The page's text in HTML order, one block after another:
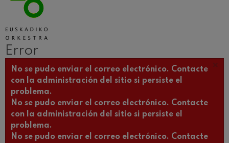
Error
Mensaje de error
No se pudo enviar el correo electrónico. Contacte
con la administración del sitio si persiste el
problema.
No se pudo enviar el correo electrónico. Contacte
con la administración del sitio si persiste el
problema.
No se pudo enviar el correo electrónico. Contacte